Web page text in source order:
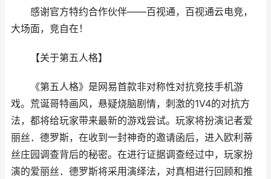
感谢官方特约合作伙伴——百视通，百视通云电竞，
大场面，竞自在！
【关于第五人格】
《第五人格》是网易首款非对称性对抗竞技手机游
戏。荒诞哥特画风，悬疑烧脑剧情，刺激的1V4的对抗方
法，都将给玩家带来最新的游戏尝试。玩家将扮演记者爱
丽丝．德罗斯，在收到一封神奇的邀请函后，进入欧利蒂
丝庄园调查背后的秘密。在进行证据调查经过中，玩家扮
演的爱丽丝．德罗斯将采用演绎法，对真相进行回顾和推